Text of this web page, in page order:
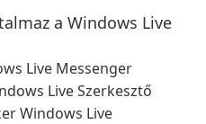
a Windows Live
Live Messenger
Live Szerkesztő
Windows Live